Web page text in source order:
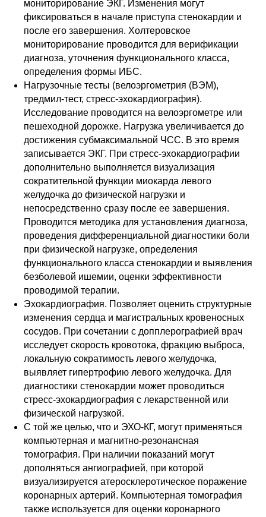
мониторирование ЭКГ. Изменения могут
фиксироваться в начале приступа стенокардии и
после его завершения. Холтеровское
мониторирование проводится для верификации
диагноза, уточнения функционального класса,
определения формы ИБС.
Нагрузочные тесты (велоэргометрия (ВЭМ),
тредмил-тест, стресс-эхокардиография).
Исследование проводится на велоэргометре или
пешеходной дорожке. Нагрузка увеличивается до
достижения субмаксимальной ЧСС. В это время
записывается ЭКГ. При стресс-эхокардиографии
дополнительно выполняется визуализация
сократительной функции миокарда левого
желудочка до физической нагрузки и
непосредственно сразу после ее завершения.
Проводится методика для установления диагноза,
проведения дифференциальной диагностики боли
при физической нагрузке, определения
функционального класса стенокардии и выявления
безболевой ишемии, оценки эффективности
проводимой терапии.
Эхокардиография. Позволяет оценить структурные
изменения сердца и магистральных кровеносных
сосудов. При сочетании с допплерографией врач
исследует скорость кровотока, фракцию выброса,
локальную сократимость левого желудочка,
выявляет гипертрофию левого желудочка. Для
диагностики стенокардии может проводиться
стресс-эхокардиография с лекарственной или
физической нагрузкой.
С той же целью, что и ЭХО-КГ, могут применяться
компьютерная и магнитно-резонансная
томография. При наличии показаний могут
дополняться ангиографией, при которой
визуализируется атеросклеротическое поражение
коронарных артерий. Компьютерная томография
также используется для оценки коронарного